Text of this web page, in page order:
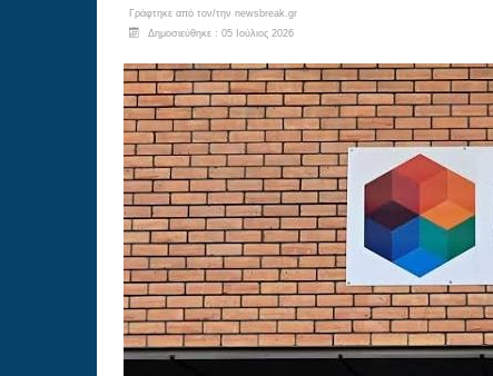
Γράφτηκε από τον/την newsbreak.gr
Δημοσιεύθηκε : 05 Ιούλιος 2026